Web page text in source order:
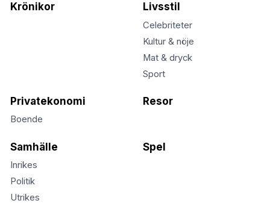
Krönikor Livsstil
Celebriteter
Kultur & nöje
Mat & dryck
Sport
Privatekonomi
Boende
Resor
Samhälle
Inrikes
Politik
Utrikes
Spel